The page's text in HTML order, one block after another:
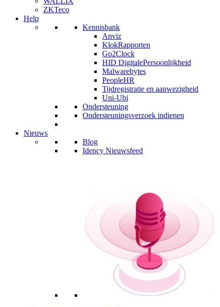
ZKTeco
Help
Kennisbank
Anviz
KlokRapporten
Go2Clock
HID DigitalePersoonlijkheid
Malwarebytes
PeopleHR
Tijdregistratie en aanwezigheid
Uni-Ubi
Ondersteuning
Ondersteuningsverzoek indienen
Nieuws
Blog
Idency Nieuwsfeed